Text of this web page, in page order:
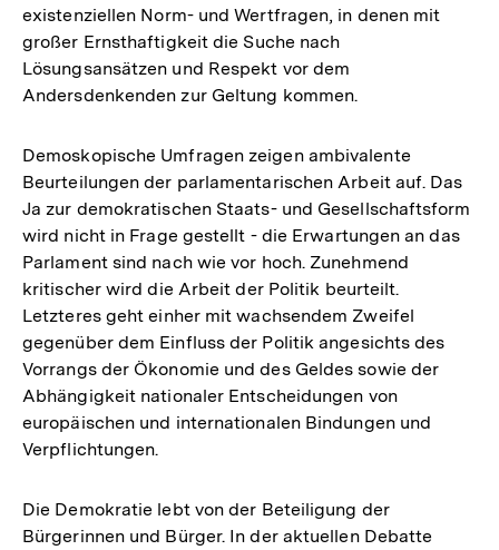
existenziellen Norm- und Wertfragen, in denen mit
großer Ernsthaftigkeit die Suche nach
Lösungsansätzen und Respekt vor dem
Andersdenkenden zur Geltung kommen.
Demoskopische Umfragen zeigen ambivalente
Beurteilungen der parlamentarischen Arbeit auf. Das
Ja zur demokratischen Staats- und Gesellschaftsform
wird nicht in Frage gestellt - die Erwartungen an das
Parlament sind nach wie vor hoch. Zunehmend
kritischer wird die Arbeit der Politik beurteilt.
Letzteres geht einher mit wachsendem Zweifel
gegenüber dem Einfluss der Politik angesichts des
Vorrangs der Ökonomie und des Geldes sowie der
Abhängigkeit nationaler Entscheidungen von
europäischen und internationalen Bindungen und
Verpflichtungen.
Die Demokratie lebt von der Beteiligung der
Bürgerinnen und Bürger. In der aktuellen Debatte